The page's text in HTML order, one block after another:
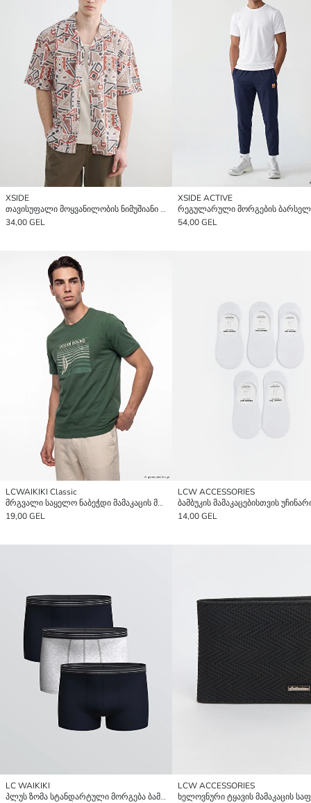
XSIDE
თავისუფალი მოყვანილობის ნიმუშიანი პოპლინის მამაკაცის პერანგი
34,00 GEL
XSIDE ACTIVE
54,00 GEL
LCWAIKIKI Classic
მრგვალი საყელო ნაბეჭდი მამაკაცის მაისური
19,00 GEL
LCW ACCESSORIES
14,00 GEL
LC WAIKIKI
პლუს ზომა სტანდარტული მორგება ბამბის ელასტიური მამაკაცებისთვის ბოქსერ 3-ცალიანი პაკეტი
LCW ACCESSORIES
ხელოვნური ტყავის მამაკაცის